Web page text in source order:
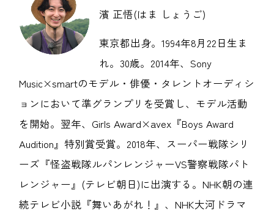
濱 正悟(はま しょうご)
東京都出身。1994年8月22日生ま
れ。30歳。2014年、Sony
Music×smartのモデル・俳優・タレントオーディシ
ョンにおいて準グランプリを受賞し、モデル活動
を開始。翌年、Girls Award×avex『Boys Award
Audition』特別賞受賞。2018年、スーパー戦隊シリ
ーズ『怪盗戦隊ルパンレンジャーVS警察戦隊パト
レンジャー』(テレビ朝日)に出演する。NHK朝の連
続テレビ小説『舞いあがれ！』、NHK大河ドラマ